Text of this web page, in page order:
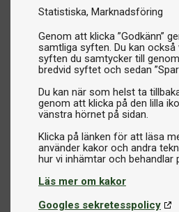
Statistiska Marknadsföring
Genom att klicka ”Godkänn”
samtliga syften. Du kan också
syften du samtycker till
bredvid syftet och sedan
Du kan när som helst ta
genom att klicka på den lilla
vänstra hörnet på sidan.
Klicka på länken för att läsa
använder kakor och andra
Läs mer om kakor
Googles sekretesspolicy